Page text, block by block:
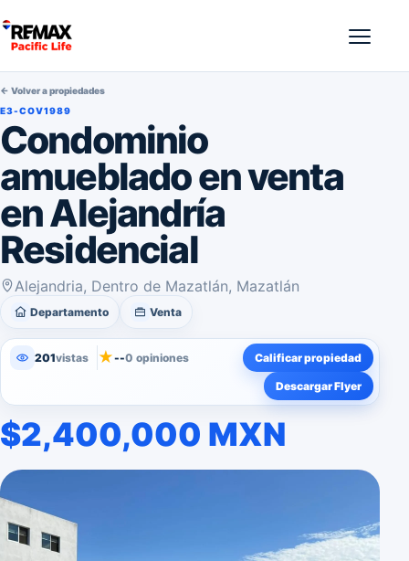
← Volver a propiedades
E3-COV1989
Condominio
amueblado en venta
en Alejandría
Residencial
Alejandria, Dentro de Mazatlán, Mazatlán
Departamento Venta
201vistas ★--0 opiniones Calificar propiedad
Descargar Flyer
$2,400,000 MXN